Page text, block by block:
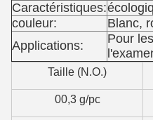
Caractéristiques:
couleur:
Blanc,
Applications:
Pour
Taille (N.O.)
00,3 g/pc